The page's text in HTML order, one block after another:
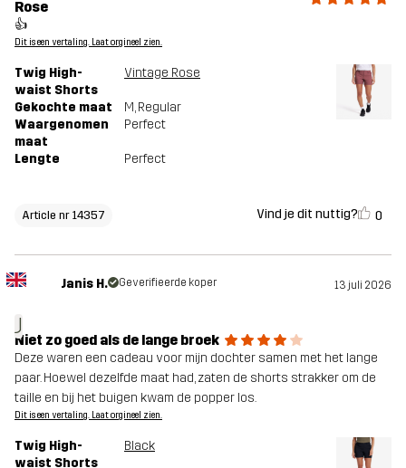
Rose
👍
Dit is een vertaling. Laat orgineel zien.
Twig High-
waist Shorts
Vintage Rose
Gekochte maat M, Regular
Waargenomen
maat
Perfect
Lengte Perfect
Article nr 14357 Vind je dit nuttig? 0
J
Janis H. Geverifieerde koper 13 juli 2026
Niet zo goed als de lange broek
Deze waren een cadeau voor mijn dochter samen met het lange
paar. Hoewel dezelfde maat had, zaten de shorts strakker om de
taille en bij het buigen kwam de popper los.
Dit is een vertaling. Laat orgineel zien.
Twig High-
waist Shorts
Black